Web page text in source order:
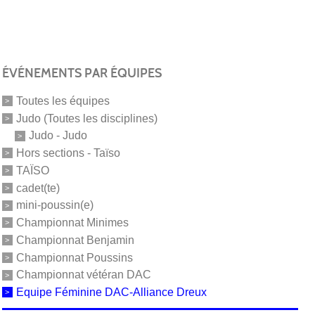
ÉVÉNEMENTS PAR ÉQUIPES
Toutes les équipes
Judo (Toutes les disciplines)
Judo - Judo
Hors sections - Taïso
TAÏSO
cadet(te)
mini-poussin(e)
Championnat Minimes
Championnat Benjamin
Championnat Poussins
Championnat vétéran DAC
Equipe Féminine DAC-Alliance Dreux